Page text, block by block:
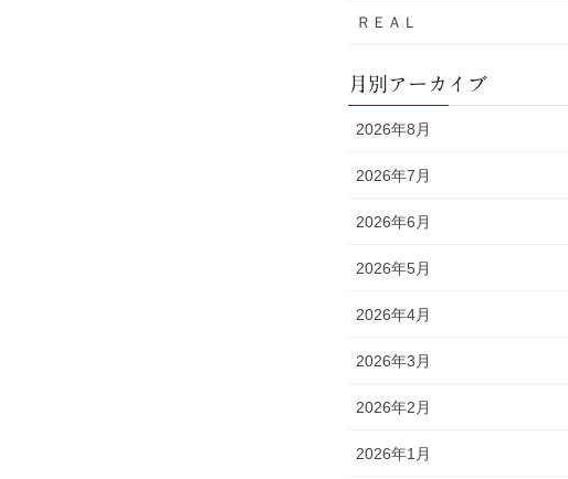
ＲＥＡＬ
月別アーカイブ
2026年8月
2026年7月
2026年6月
2026年5月
2026年4月
2026年3月
2026年2月
2026年1月